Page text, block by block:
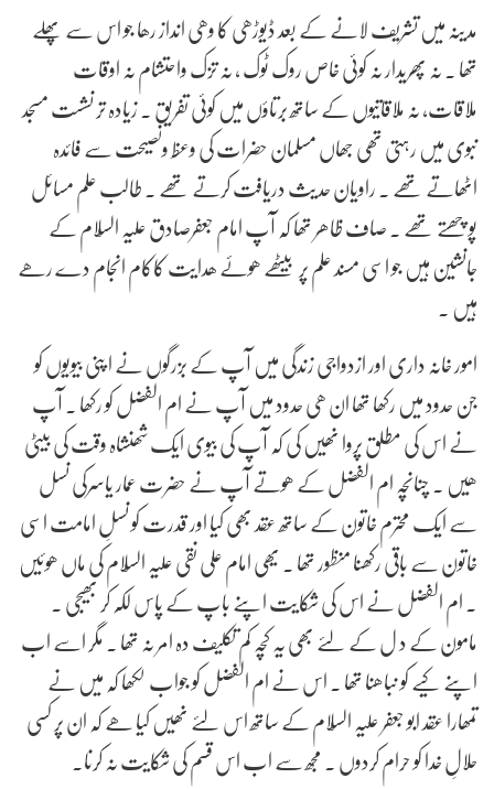
مدینہ میں تشریف لانے کے بعد ڈیوڑھی کا وھی انداز رھا جو اس سے پھلے
تھا . نہ پھریدار نہ کوئی خاص روک ٹوک , نہ تزک واحتشام نہ اوقات
ملاقات، نہ ملاقاتیوں کے ساتھ برتاؤں میں کوئی تفریق . زیادہ تر نشست مسجد
نبوی میں رہتی تھی جھاں مسلمان حضرات کی وعظ ونصیحت سے فائدہ
اٹھاتے تھے . راویان حدیث دریافت کرتے تھے . طالب علم مسائل
پوچھتے تھے . صاف ظاھر تھا کہ آپ امام جعفرصادق علیہ السّلام کے
جانشین ہیں جو اسی مسند علم پر بیٹھے ھوئے ھدایت کاکام انجام دے رھے
ہیں .
امور خانہ داری اور ازدواجی زندگی میں آپ کے بزرگوں نے ا پنی بیویوں کو
جن حدود میں رکھا تھا ان ھی حدود میں آپ نے ام الفضل کو رکھا . آپ
نے اس کی مطلق پروا نھیں کی کہ آپ کی بیوی ایک شھنشاہ وقت کی بیٹی
ھیں . چنانچہ ام الفضل کے ھوتے آپ نے حضرت عمار یاسرکی نسل
سے ایک محترم خاتون کے ساتھ عقد بھی کیا اور قدرت کو نسلِ امامت اسی
خاتون سے باقی رکھنا منظور تھا . یھی امام علی نقی علیہ السّلام کی ماں ھوئیں
. ام الفضل نے اس کی شکایت اپنے باپ کے پاس لکہ کر بھیجی .
مامون کے د ل کے لئے بھی یہ کچہ کم تکلیف دہ امر نہ تھا . مگر اسے اب
اپنے کیے کو نباھنا تھا . اس نے ام الفضل کو جواب لکھا کہ میں نے
تمھارا عقد ابو جعفر علیہ السّلام کے ساتھ اس لئے نھیں کیا ھے کہ ان پر کسی
حلالِ خدا کو حرام کردوں . مجھ سے اب اس قسم کی شکایت نہ کرنا.